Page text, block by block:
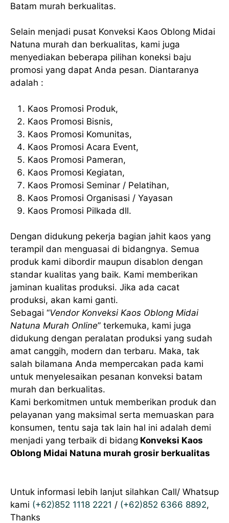
Batam murah berkualitas.
Selain menjadi pusat Konveksi Kaos Oblong Midai
Natuna murah dan berkualitas, kami juga
menyediakan beberapa pilihan koneksi baju
promosi yang dapat Anda pesan. Diantaranya
adalah :
Kaos Promosi Produk,
Kaos Promosi Bisnis,
Kaos Promosi Komunitas,
Kaos Promosi Acara Event,
Kaos Promosi Pameran,
Kaos Promosi Kegiatan,
Kaos Promosi Seminar / Pelatihan,
Kaos Promosi Organisasi / Yayasan
Kaos Promosi Pilkada dll.
Dengan didukung pekerja bagian jahit kaos yang
terampil dan menguasai di bidangnya. Semua
produk kami dibordir maupun disablon dengan
standar kualitas yang baik. Kami memberikan
jaminan kualitas produksi. Jika ada cacat
produksi, akan kami ganti.
Sebagai “Vendor Konveksi Kaos Oblong Midai
Natuna Murah Online” terkemuka, kami juga
didukung dengan peralatan produksi yang sudah
amat canggih, modern dan terbaru. Maka, tak
salah bilamana Anda mempercakan pada kami
untuk menyelesaikan pesanan konveksi batam
murah dan berkualitas.
Kami berkomitmen untuk memberikan produk dan
pelayanan yang maksimal serta memuaskan para
konsumen, tentu saja tak lain hal ini adalah demi
menjadi yang terbaik di bidang Konveksi Kaos
Oblong Midai Natuna murah grosir berkualitas
Untuk informasi lebih lanjut silahkan Call/ Whatsup
kami (+62)852 1118 2221 / (+62)852 6366 8892,
Thanks